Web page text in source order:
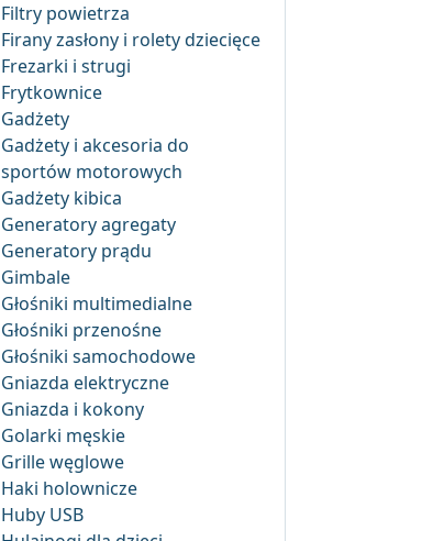
Filtry powietrza
Firany zasłony i rolety dziecięce
Frezarki i strugi
Frytkownice
Gadżety
Gadżety i akcesoria do
sportów motorowych
Gadżety kibica
Generatory agregaty
Generatory prądu
Gimbale
Głośniki multimedialne
Głośniki przenośne
Głośniki samochodowe
Gniazda elektryczne
Gniazda i kokony
Golarki męskie
Grille węglowe
Haki holownicze
Huby USB